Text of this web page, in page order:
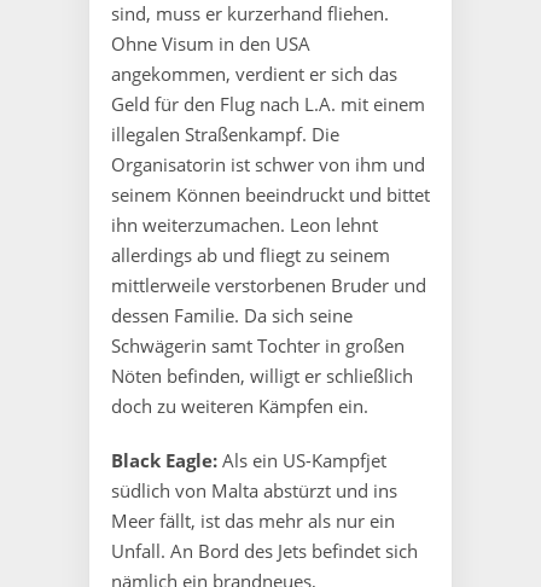
sind, muss er kurzerhand fliehen.
Ohne Visum in den USA
angekommen, verdient er sich das
Geld für den Flug nach L.A. mit einem
illegalen Straßenkampf. Die
Organisatorin ist schwer von ihm und
seinem Können beeindruckt und bittet
ihn weiterzumachen. Leon lehnt
allerdings ab und fliegt zu seinem
mittlerweile verstorbenen Bruder und
dessen Familie. Da sich seine
Schwägerin samt Tochter in großen
Nöten befinden, willigt er schließlich
doch zu weiteren Kämpfen ein.
Black Eagle: Als ein US-Kampfjet
südlich von Malta abstürzt und ins
Meer fällt, ist das mehr als nur ein
Unfall. An Bord des Jets befindet sich
nämlich ein brandneues,